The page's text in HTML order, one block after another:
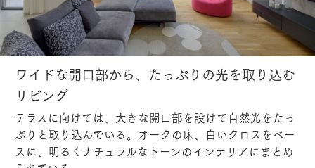
ワイドな開口部から、たっぷりの光を取り込む
リビング
テラスに向けては、大きな開口部を設けて自然光をたっ
ぷりと取り込んでいる。オークの床、白いクロスをベー
スに、明るくナチュラルなトーンのインテリアにまとめ